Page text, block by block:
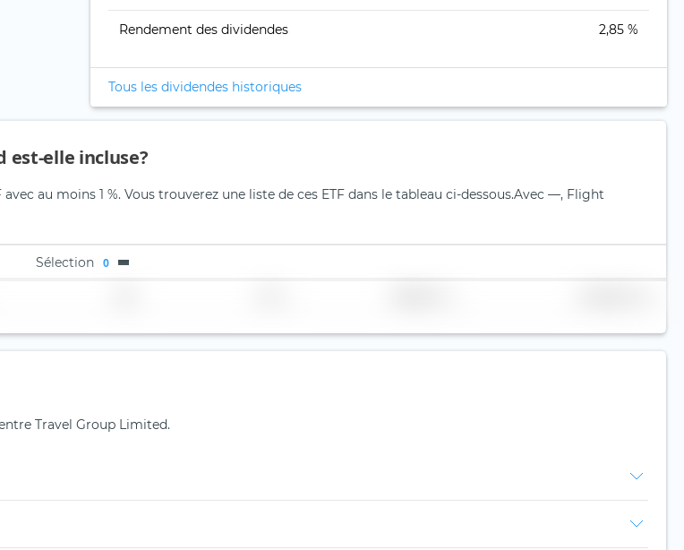
Rendement des dividendes 2,85 %
Tous les dividendes historiques
est-elle incluse?
au moins 1 %. Vous trouverez une liste de ces ETF dans le tableau ci-dessous.Avec —, Flight
Sélection 0
Travel Group Limited.